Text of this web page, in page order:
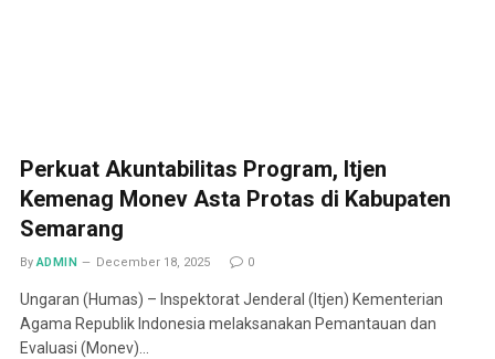
Perkuat Akuntabilitas Program, Itjen
Kemenag Monev Asta Protas di Kabupaten
Semarang
By ADMIN December 18, 2025 0
Ungaran (Humas) – Inspektorat Jenderal (Itjen) Kementerian
Agama Republik Indonesia melaksanakan Pemantauan dan
Evaluasi (Monev)…